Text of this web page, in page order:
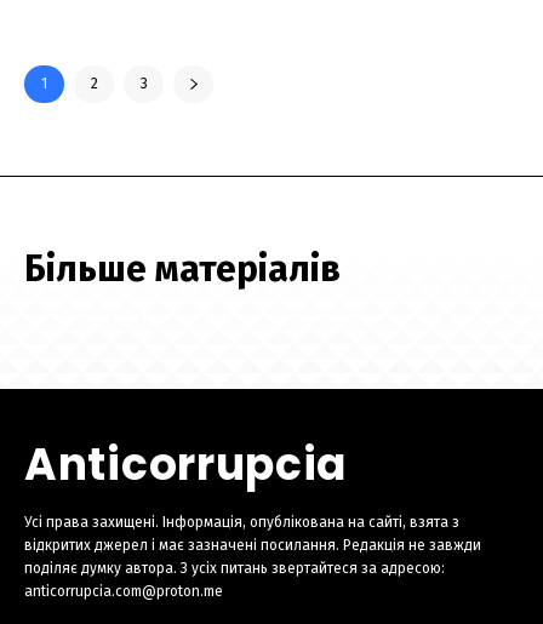
1 2 3
Більше матеріалів
Anticorrupcia
Усі права захищені. Інформація, опублікована на сайті, взята з
відкритих джерел і має зазначені посилання. Редакція не завжди
поділяє думку автора. З усіх питань звертайтеся за адресою:
anticorrupcia.com@proton.me